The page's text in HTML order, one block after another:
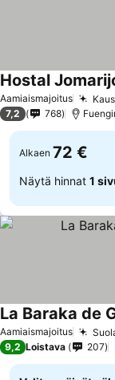
Aamiaismajoitus
Hostal
7,2 768
Alkaen 72 €
Näytä hinnat 1
Aamiaismajoitus
La Baraka de
9,2 Loistava 207